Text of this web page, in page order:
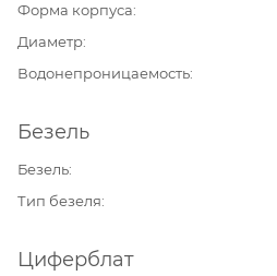
Форма корпуса
Диаметр
Водонепроницаемость
Безель
Безель
Тип безеля
Циферблат